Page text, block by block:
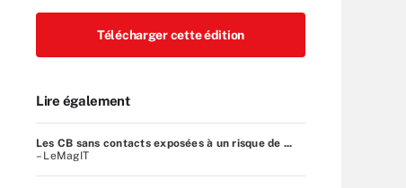
Télécharger cette édition
Lire également
Les CB sans contacts exposées à un risque de ...
– LeMagIT